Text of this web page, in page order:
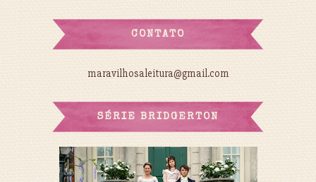
CONTATO
maravilhosaleitura@gmail.com
SÉRIE BRIDGERTON